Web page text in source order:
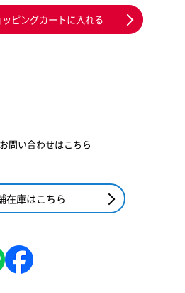
ッピングカートに入れる
問い合わせはこちら
在庫はこちら